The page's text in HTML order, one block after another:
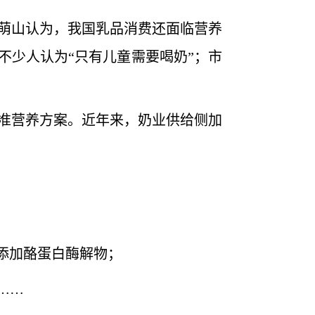
认为，我国乳品消费还面临营养
少人认为“只有儿童需要喝奶”；市
养方案。近年来，奶业供给侧加
酪蛋白酶解物；
……